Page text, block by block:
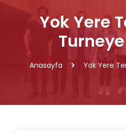
Yok Yere
Turneye
Anasayfa Yok Yere